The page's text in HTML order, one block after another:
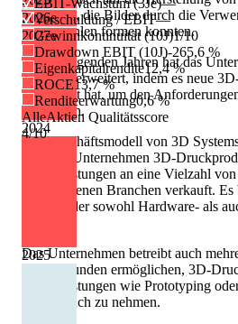
2024
2025
2026e
2027e
EBIT-Wachstum (3Je)—
Verschuldung / EBIT—
Gewinnkontinuität (10J)1/10
Drawdown EBIT (10J)-265,6 %
Eigenkapitalrendite12,4 %
ROCE13,7 %
Renditeerwartung0,6 %
AlleAktien Qualitätsscore
4/10
Druckern, die Bilder durch die
Laserstrahlen formen konnten.
In den folgenden Jahren hat das
Geschäft erweitert, indem es neue
entwickelt hat, um den
zu werden.
Das Geschäftsmodell von 3D
dass das Unternehmen 3D-
Dienstleistungen an eine Vielzahl
verschiedenen Branchen verkauft.
Service, der sowohl Hardware- als
Das Unternehmen betreibt auch
seinen Kunden ermöglichen, 3D-
Dienstleistungen wie Prototyping
in Anspruch zu nehmen.